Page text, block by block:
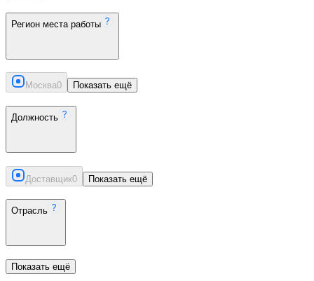
Регион места работы
Москва0 Показать ещё
Должность
Доставщик0 Показать ещё
Отрасль
Показать ещё